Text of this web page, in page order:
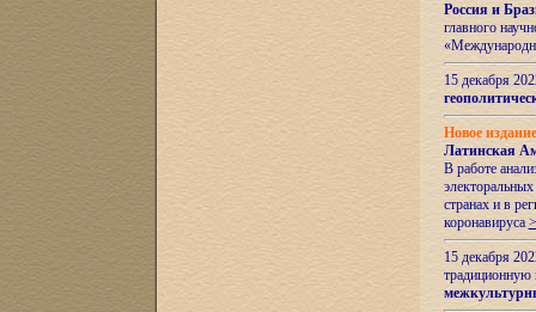
Россия и
главного
15 декабря
Новое
Латинская
В работе
странах и в
коронавируса
15 декабря